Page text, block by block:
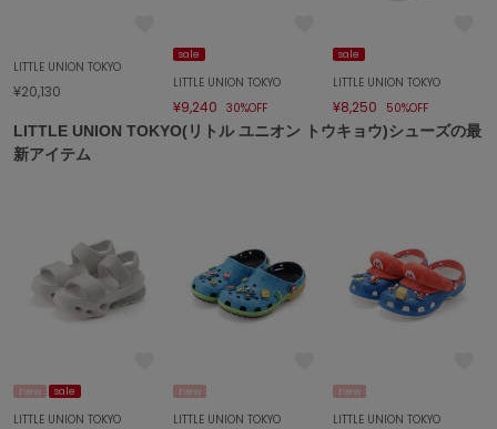
スナイデル
スナイデル ホーム
SOMEWHERE BUTTER.
サムウェアバター
SORIN
スタイルヴォイスフォー
LITTLE UNION TOKYO
¥20,130
sale
LITTLE UNION TOKYO
¥9,240 30%OFF
sale
LITTLE UNION TOKYO
¥8,250 50%OFF
LITTLE UNION TOKYO(リトル ユニオン トウキョウ)シューズの最
新アイテム
new sale
LITTLE UNION TOKYO
new
LITTLE UNION TOKYO
new
LITTLE UNION TOKYO